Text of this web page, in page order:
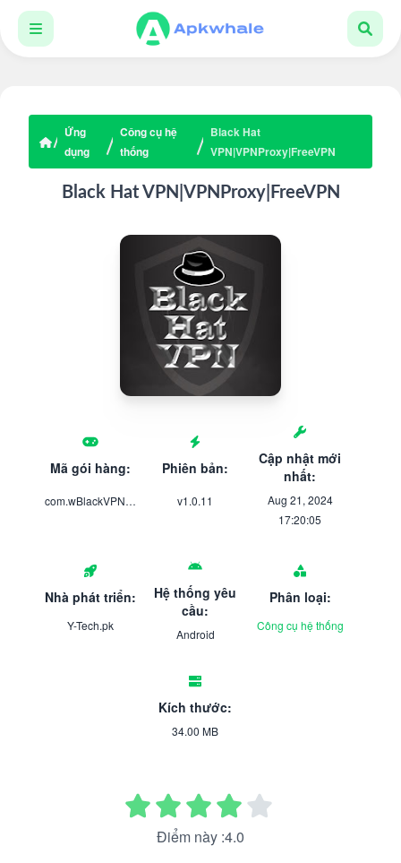
Ứng
dụng
Công cụ hệ
thống
Black Hat
VPN|VPNProxy|FreeVPN
Black Hat VPN|VPNProxy|FreeVPN
Mã gói hàng:
com.wBlackVPN_16191124
Phiên bản:
v1.0.11
Cập nhật mới
nhất:
Aug 21, 2024
17:20:05
Nhà phát triển:
Y-Tech.pk
Hệ thống yêu
cầu:
Android
Phân loại:
Công cụ hệ thống
Kích thước:
34.00 MB
Điểm này :4.0